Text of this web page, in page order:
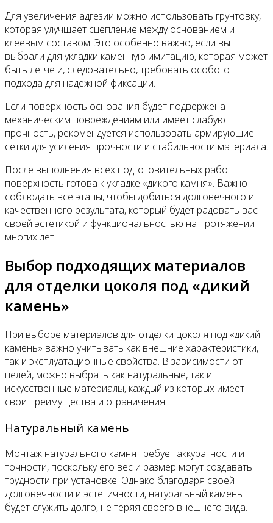
Для увеличения адгезии можно использовать грунтовку,
которая улучшает сцепление между основанием и
клеевым составом. Это особенно важно, если вы
выбрали для укладки каменную имитацию, которая может
быть легче и, следовательно, требовать особого
подхода для надежной фиксации.
Если поверхность основания будет подвержена
механическим повреждениям или имеет слабую
прочность, рекомендуется использовать армирующие
сетки для усиления прочности и стабильности материала.
После выполнения всех подготовительных работ
поверхность готова к укладке «дикого камня». Важно
соблюдать все этапы, чтобы добиться долговечного и
качественного результата, который будет радовать вас
своей эстетикой и функциональностью на протяжении
многих лет.
Выбор подходящих материалов
для отделки цоколя под «дикий
камень»
При выборе материалов для отделки цоколя под «дикий
камень» важно учитывать как внешние характеристики,
так и эксплуатационные свойства. В зависимости от
целей, можно выбрать как натуральные, так и
искусственные материалы, каждый из которых имеет
свои преимущества и ограничения.
Натуральный камень
Монтаж натурального камня требует аккуратности и
точности, поскольку его вес и размер могут создавать
трудности при установке. Однако благодаря своей
долговечности и эстетичности, натуральный камень
будет служить долго, не теряя своего внешнего вида.